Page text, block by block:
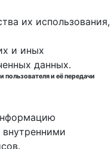
их использования,
и иных
данных.
и её передачи
внутренними